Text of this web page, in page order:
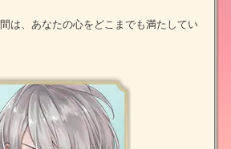
は、あなたの心をどこまでも満たしてい